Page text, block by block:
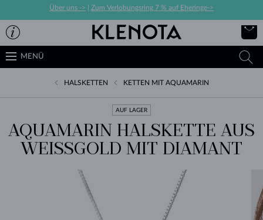
Über uns -> Zum Verlobungsring 7 % auf Eheringe->
MENÜ
HALSKETTEN KETTEN MIT AQUAMARIN
AUF LAGER
AQUAMARIN HALSKETTE AUS
WEISSGOLD MIT DIAMANT